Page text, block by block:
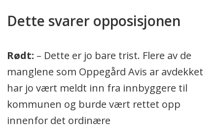
Dette svarer opposisjonen
Rødt: – Dette er jo bare trist. Flere av de
manglene som Oppegård Avis ar avdekket
har jo vært meldt inn fra innbyggere til
kommunen og burde vært rettet opp
innenfor det ordinære